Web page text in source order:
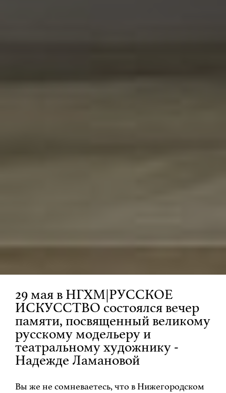
29 мая в НГХМ|РУССКОЕ
ИСКУССТВО состоялся вечер
памяти, посвященный великому
русскому модельеру и
театральному художнику -
Надежде Ламановой
Вы же не сомневаетесь, что в Нижегородском